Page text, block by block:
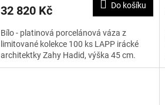
32 820 Kč Do košíku
Bílo - platinová porcelánová váza z
limitované kolekce 100 ks LAPP irácké
architektky Zahy Hadid, výška 45 cm.